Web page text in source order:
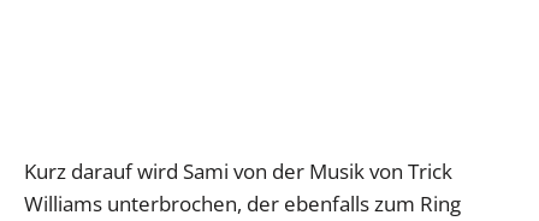
Kurz darauf wird Sami von der Musik von Trick
Williams unterbrochen, der ebenfalls zum Ring